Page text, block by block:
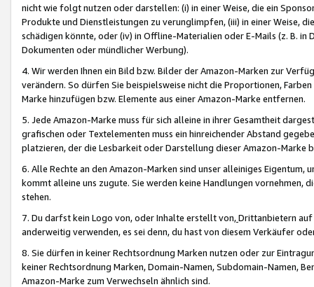
nicht wie folgt nutzen oder darstellen: (i) in einer Weise, die ein
Produkte und Dienstleistungen zu verunglimpfen, (iii) in einer Weise,
schädigen könnte, oder (iv) in Offline-Materialien oder E-Mails (z. B. in
Dokumenten oder mündlicher Werbung).
4. Wir werden Ihnen ein Bild bzw. Bilder der Amazon-Marken zur
verändern. So dürfen Sie beispielsweise nicht die Proportionen,
Marke hinzufügen bzw. Elemente aus einer Amazon-Marke entfernen.
5. Jede Amazon-Marke muss für sich alleine in ihrer Gesamtheit
grafischen oder Textelementen muss ein hinreichender Abstand
platzieren, der die Lesbarkeit oder Darstellung dieser Amazon-Marke
6. Alle Rechte an den Amazon-Marken sind unser alleiniges
kommt alleine uns zugute. Sie werden keine Handlungen vornehmen,
stehen.
7. Du darfst kein Logo von, oder Inhalte erstellt von,Drittanbietern auf
anderweitig verwenden, es sei denn, du hast von diesem Verkäufer
8. Sie dürfen in keiner Rechtsordnung Marken nutzen oder zur
keiner Rechtsordnung Marken, Domain-Namen, Subdomain-Namen,
Amazon-Marke zum Verwechseln ähnlich sind.